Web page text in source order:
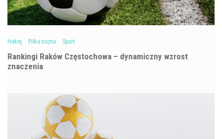
Hokej Piłka nożna Sport
Rankingi Raków Częstochowa – dynamiczny wzrost
znaczenia